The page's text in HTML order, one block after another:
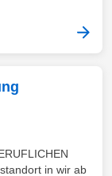
in wir ab